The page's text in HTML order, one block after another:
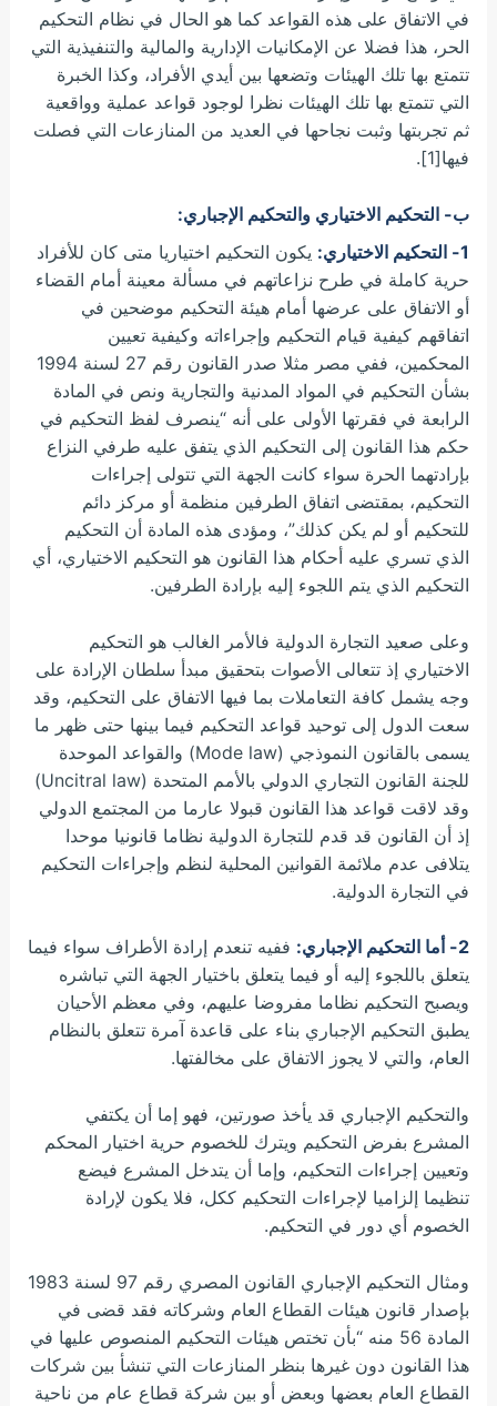
في الاتفاق على هذه القواعد كما هو الحال في نظام التحكيم
الحر، هذا فضلا عن الإمكانيات الإدارية والمالية والتنفيذية التي
تتمتع بها تلك الهيئات وتضعها بين أيدي الأفراد، وكذا الخبرة
التي تتمتع بها تلك الهيئات نظرا لوجود قواعد عملية وواقعية
ثم تجربتها وثبت نجاحها في العديد من المنازعات التي فصلت
فيها[1].
ب- التحكيم الاختياري والتحكيم الإجباري:
1- التحكيم الاختياري:
يكون التحكيم اختياريا متى كان للأفراد
حرية كاملة في طرح نزاعاتهم في مسألة معينة أمام القضاء
أو الاتفاق على عرضها أمام هيئة التحكيم موضحين في
اتفاقهم كيفية قيام التحكيم وإجراءاته وكيفية تعيين
المحكمين، ففي مصر مثلا صدر القانون رقم 27 لسنة 1994
بشأن التحكيم في المواد المدنية والتجارية ونص في المادة
الرابعة في فقرتها الأولى على أنه “ينصرف لفظ التحكيم في
حكم هذا القانون إلى التحكيم الذي يتفق عليه طرفي النزاع
بإرادتهما الحرة سواء كانت الجهة التي تتولى إجراءات
التحكيم، بمقتضى اتفاق الطرفين منظمة أو مركز دائم
للتحكيم أو لم يكن كذلك”، ومؤدى هذه المادة أن التحكيم
الذي تسري عليه أحكام هذا القانون هو التحكيم الاختياري، أي
التحكيم الذي يتم اللجوء إليه بإرادة الطرفين.
وعلى صعيد التجارة الدولية فالأمر الغالب هو التحكيم
الاختياري إذ تتعالى الأصوات بتحقيق مبدأ سلطان الإرادة على
وجه يشمل كافة التعاملات بما فيها الاتفاق على التحكيم، وقد
سعت الدول إلى توحيد قواعد التحكيم فيما بينها حتى ظهر ما
يسمى بالقانون النموذجي (Mode law) والقواعد الموحدة
للجنة القانون التجاري الدولي بالأمم المتحدة (Uncitral law)
وقد لاقت قواعد هذا القانون قبولا عارما من المجتمع الدولي
إذ أن القانون قد قدم للتجارة الدولية نظاما قانونيا موحدا
يتلافى عدم ملائمة القوانين المحلية لنظم وإجراءات التحكيم
في التجارة الدولية.
2- أما التحكيم الإجباري:
ففيه تنعدم إرادة الأطراف سواء فيما
يتعلق باللجوء إليه أو فيما يتعلق باختيار الجهة التي تباشره
ويصبح التحكيم نظاما مفروضا عليهم، وفي معظم الأحيان
يطبق التحكيم الإجباري بناء على قاعدة آمرة تتعلق بالنظام
العام، والتي لا يجوز الاتفاق على مخالفتها.
والتحكيم الإجباري قد يأخذ صورتين، فهو إما أن يكتفي
المشرع بفرض التحكيم ويترك للخصوم حرية اختيار المحكم
وتعيين إجراءات التحكيم، وإما أن يتدخل المشرع فيضع
تنظيما إلزاميا لإجراءات التحكيم ككل، فلا يكون لإرادة
الخصوم أي دور في التحكيم.
ومثال التحكيم الإجباري القانون المصري رقم 97 لسنة 1983
بإصدار قانون هيئات القطاع العام وشركاته فقد قضى في
المادة 56 منه “بأن تختص هيئات التحكيم المنصوص عليها في
هذا القانون دون غيرها بنظر المنازعات التي تنشأ بين شركات
القطاع العام بعضها وبعض أو بين شركة قطاع عام من ناحية